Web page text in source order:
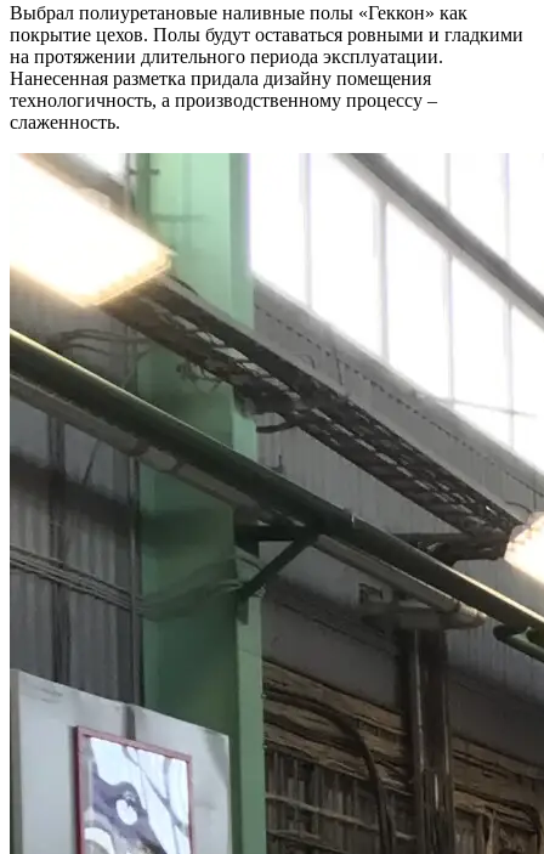
Выбрал полиуретановые наливные полы «Геккон» как
покрытие цехов. Полы будут оставаться ровными и гладкими
на протяжении длительного периода эксплуатации.
Нанесенная разметка придала дизайну помещения
технологичность, а производственному процессу –
слаженность.